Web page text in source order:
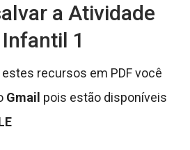
a Atividade
1
recursos em PDF você
Gmail pois estão disponíveis